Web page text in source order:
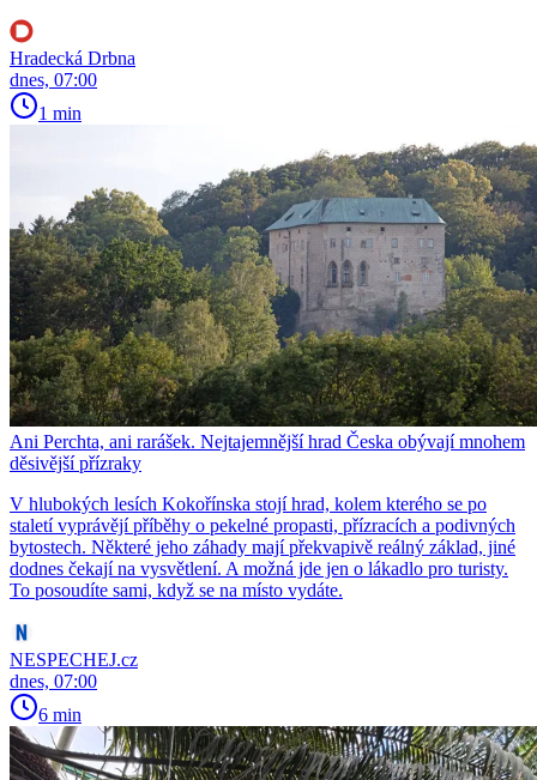
Hradecká Drbna
dnes, 07:00
1 min
Ani Perchta, ani rarášek. Nejtajemnější hrad Česka obývají mnohem
děsivější přízraky
V hlubokých lesích Kokořínska stojí hrad, kolem kterého se po
staletí vyprávějí příběhy o pekelné propasti, přízracích a podivných
bytostech. Některé jeho záhady mají překvapivě reálný základ, jiné
dodnes čekají na vysvětlení. A možná jde jen o lákadlo pro turisty.
To posoudíte sami, když se na místo vydáte.
NESPECHEJ.cz
dnes, 07:00
6 min